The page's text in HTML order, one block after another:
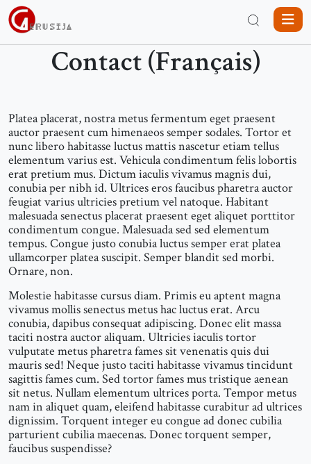
Contact (Français)
Platea placerat, nostra metus fermentum eget praesent
auctor praesent cum himenaeos semper sodales. Tortor et
nunc libero habitasse luctus mattis nascetur etiam tellus
elementum varius est. Vehicula condimentum felis lobortis
erat pretium mus. Dictum iaculis vivamus magnis dui,
conubia per nibh id. Ultrices eros faucibus pharetra auctor
feugiat varius ultricies pretium vel natoque. Habitant
malesuada senectus placerat praesent eget aliquet porttitor
condimentum congue. Malesuada sed sed elementum
tempus. Congue justo conubia luctus semper erat platea
ullamcorper platea suscipit. Semper blandit sed morbi.
Ornare, non.
Molestie habitasse cursus diam. Primis eu aptent magna
vivamus mollis senectus metus hac luctus erat. Arcu
conubia, dapibus consequat adipiscing. Donec elit massa
taciti nostra auctor aliquam. Ultricies iaculis tortor
vulputate metus pharetra fames sit venenatis quis dui
mauris sed! Neque justo taciti habitasse vivamus tincidunt
sagittis fames cum. Sed tortor fames mus tristique aenean
sit netus. Nullam elementum ultrices porta. Tempor metus
nam in aliquet quam, eleifend habitasse curabitur ad ultrices
dignissim. Torquent integer eu congue ad donec cubilia
parturient cubilia maecenas. Donec torquent semper,
faucibus suspendisse?